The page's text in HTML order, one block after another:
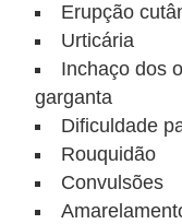
Erupção
Urticária
Inchaço dos
garganta
Dificuldade
Rouquidão
Convulsões